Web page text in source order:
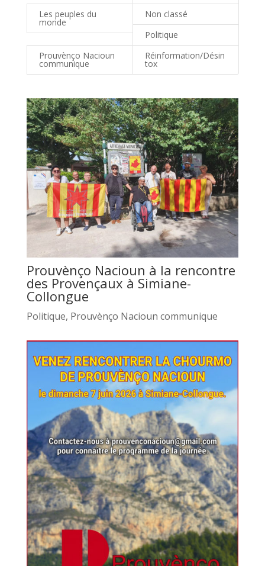
Les peuples du
monde
Non classé
Politique
Prouvènço Nacioun
communique
Réinformation/Désin
tox
Prouvènço Nacioun à la rencontre
des Provençaux à Simiane-
Collongue
Politique, Prouvènço Nacioun communique